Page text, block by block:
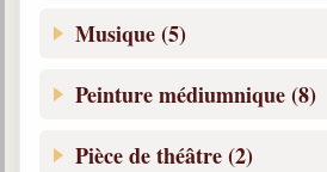
Musique (5)
Peinture médiumnique (8)
Pièce de théâtre (2)